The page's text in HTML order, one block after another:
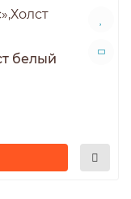
белый